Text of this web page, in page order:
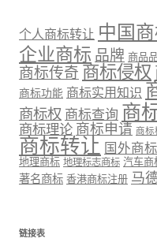
个人商标转让 中国
企业商标 品牌 商品
商标传奇 商标侵权
商标功能 商标实用知识
商标权 商标查询 商
商标理论 商标申请 商标
商标转让 国外商标
地理商标 地理标志商标 汽车商
著名商标 香港商标注册 马
链接表